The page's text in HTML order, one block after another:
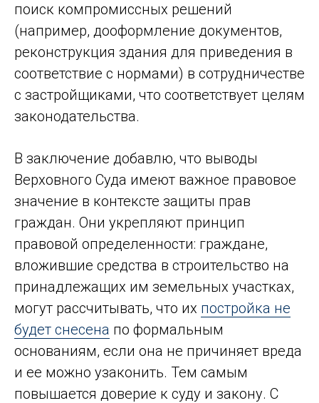
поиск компромиссных решений
(например, дооформление документов,
реконструкция здания для приведения в
соответствие с нормами) в сотрудничестве
с застройщиками, что соответствует целям
законодательства.
В заключение добавлю, что выводы
Верховного Суда имеют важное правовое
значение в контексте защиты прав
граждан. Они укрепляют принцип
правовой определенности: граждане,
вложившие средства в строительство на
принадлежащих им земельных участках,
могут рассчитывать, что их постройка не
будет снесена по формальным
основаниям, если она не причиняет вреда
и ее можно узаконить. Тем самым
повышается доверие к суду и закону. С